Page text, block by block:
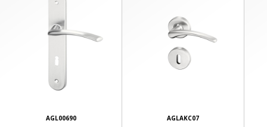
AGL00690 AGLAKC07